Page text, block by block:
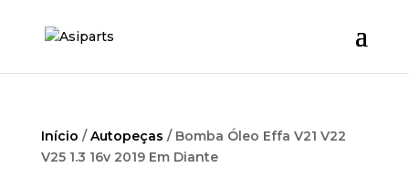
Início /Autopeças / Bomba Óleo Effa V21 V22
V25 1.3 16v 2019 Em Diante